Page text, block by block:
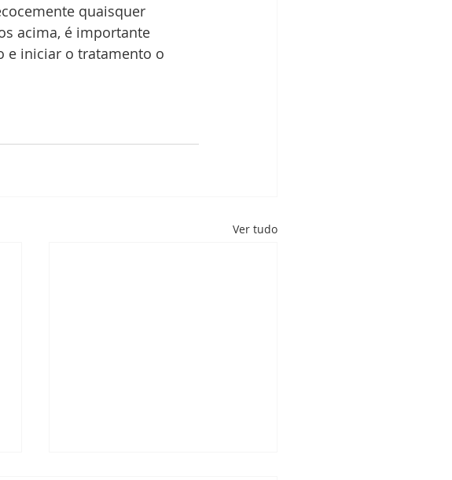
quaisquer
acima, é importante
e iniciar o tratamento o
Ver tudo